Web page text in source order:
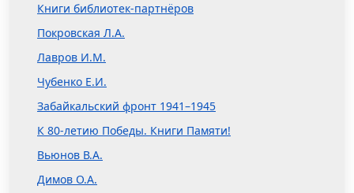
Книги библиотек-партнёров
Покровская Л.А.
Лавров И.М.
Чубенко Е.И.
Забайкальский фронт 1941–1945
К 80-летию Победы. Книги Памяти!
Вьюнов В.А.
Димов О.А.